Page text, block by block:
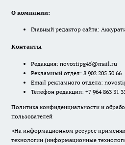
О компании:
Главный редактор сайта:
Контакты
Редакция: novostipg45@mail.ru
Рекламный отдел: 8 902 205 50 66
Email рекламного отдела:
Телефон редакции: +7 964 863 31
Политика конфиденциальности и
пользователей
«На информационном ресурсе
технологии (информационные